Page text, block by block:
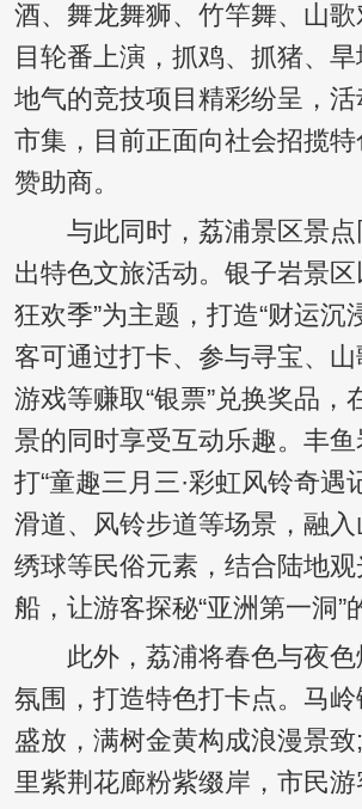
酒、舞龙舞狮、竹竿舞、山
目轮番上演，抓鸡、抓猪、
地气的竞技项目精彩纷呈，
市集，目前正面向社会招揽
赞助商。
与此同时，荔浦景区景点
出特色文旅活动。银子岩景区
狂欢季”为主题，打造“财运沉
客可通过打卡、参与寻宝、
游戏等赚取“银票”兑换奖品，
景的同时享受互动乐趣。丰
打“童趣三月三·彩虹风铃奇遇
滑道、风铃步道等场景，融
绣球等民俗元素，结合陆地
船，让游客探秘“亚洲第一洞”
此外，荔浦将春色与夜色
氛围，打造特色打卡点。马
盛放，满树金黄构成浪漫景
里紫荆花廊粉紫缀岸，市民